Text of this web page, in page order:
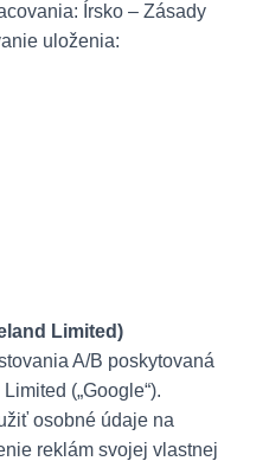
Írsko – Zásady
uloženia:
Limited)
A/B poskytovaná
(„Google“).
osobné údaje na
reklám svojej vlastnej